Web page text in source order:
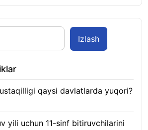
Izlash
qaysi davlatlarda yuqori?
yili uchun 11-sinf bitiruvchilarini